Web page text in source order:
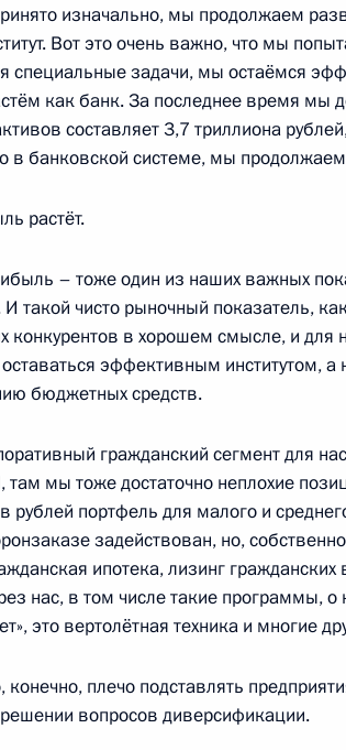
года, понедельник
коллективной безопасности ОДКБ
11:45 Московская область, Ново-Огарёво
года, среда
Созиновым
13:40 Московская область, Ново-Огарёво
директором корпорации
Борисом Обносовым
14:00 Московская область, Ново-Огарёво
года, среда
отопительного сезона
18:15 Санкт-Петербург
изначально, мы продолжаем
Вот это очень важно, что мы
специальные задачи, мы остаёмся
как банк. За последнее время мы
составляет 3,7 триллиона
в банковской системе, мы
растёт.
– тоже один из наших важных
такой чисто рыночный показатель,
конкурентов в хорошем смысле, и для
эффективным институтом, а
бюджетных средств.
гражданский сегмент для
мы тоже достаточно неплохие
рублей портфель для малого и
задействован, но,
ипотека, лизинг
нас, в том числе такие программы,
это вертолётная техника и многие
конечно, плечо подставлять
вопросов диверсификации.